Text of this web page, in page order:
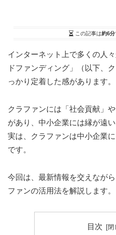
この記事は約6分
インターネット上で多くの人
ドファンディング」（以下、
っかり定着した感があります。
クラファンには「社会貢献」
があり、中小企業には縁が遠
実は、クラファンは中小企業
です。
今回は、最新情報を交えなが
ファンの活用法を解説します。
目次